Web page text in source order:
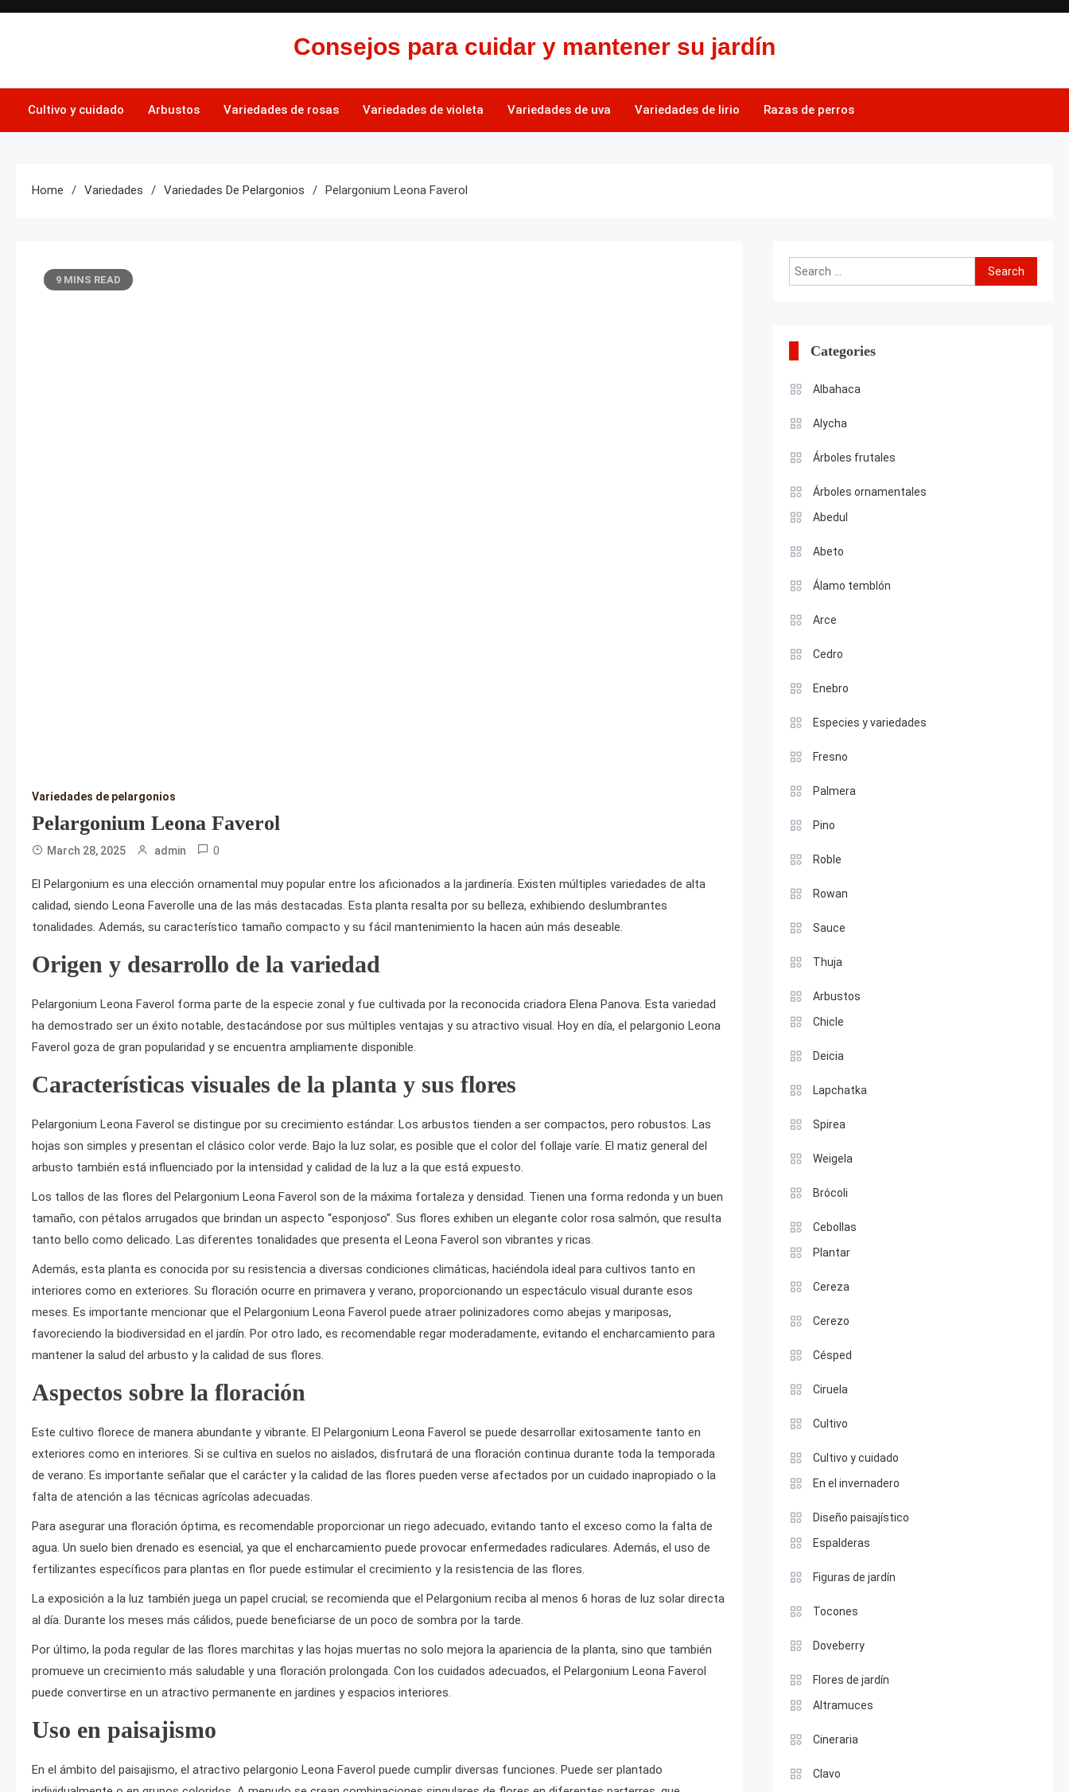
Skip
Consejos para cuidar y mantener su jardín
Cultivo y cuidado Arbustos Variedades de rosas Variedades de violeta Variedades de uva Variedades de lirio Razas de perros
Home Variedades Variedades De Pelargonios Pelargonium Leona Faverol
9 MINS READ
Variedades de pelargonios
Pelargonium Leona Faverol
March 28, 2025 admin 0
El Pelargonium es una elección ornamental muy popular entre los aficionados a la jardinería. Existen múltiples variedades de alta
calidad, siendo Leona Faverolle una de las más destacadas. Esta planta resalta por su belleza, exhibiendo deslumbrantes
tonalidades. Además, su característico tamaño compacto y su fácil mantenimiento la hacen aún más deseable.
Origen y desarrollo de la variedad
Pelargonium Leona Faverol forma parte de la especie zonal y fue cultivada por la reconocida criadora Elena Panova. Esta variedad
ha demostrado ser un éxito notable, destacándose por sus múltiples ventajas y su atractivo visual. Hoy en día, el pelargonio Leona
Faverol goza de gran popularidad y se encuentra ampliamente disponible.
Características visuales de la planta y sus flores
Pelargonium Leona Faverol se distingue por su crecimiento estándar. Los arbustos tienden a ser compactos, pero robustos. Las
hojas son simples y presentan el clásico color verde. Bajo la luz solar, es posible que el color del follaje varíe. El matiz general del
arbusto también está influenciado por la intensidad y calidad de la luz a la que está expuesto.
Los tallos de las flores del Pelargonium Leona Faverol son de la máxima fortaleza y densidad. Tienen una forma redonda y un buen
tamaño, con pétalos arrugados que brindan un aspecto “esponjoso”. Sus flores exhiben un elegante color rosa salmón, que resulta
tanto bello como delicado. Las diferentes tonalidades que presenta el Leona Faverol son vibrantes y ricas.
Además, esta planta es conocida por su resistencia a diversas condiciones climáticas, haciéndola ideal para cultivos tanto en
interiores como en exteriores. Su floración ocurre en primavera y verano, proporcionando un espectáculo visual durante esos
meses. Es importante mencionar que el Pelargonium Leona Faverol puede atraer polinizadores como abejas y mariposas,
favoreciendo la biodiversidad en el jardín. Por otro lado, es recomendable regar moderadamente, evitando el encharcamiento para
mantener la salud del arbusto y la calidad de sus flores.
Aspectos sobre la floración
Este cultivo florece de manera abundante y vibrante. El Pelargonium Leona Faverol se puede desarrollar exitosamente tanto en
exteriores como en interiores. Si se cultiva en suelos no aislados, disfrutará de una floración continua durante toda la temporada
de verano. Es importante señalar que el carácter y la calidad de las flores pueden verse afectados por un cuidado inapropiado o la
falta de atención a las técnicas agrícolas adecuadas.
Para asegurar una floración óptima, es recomendable proporcionar un riego adecuado, evitando tanto el exceso como la falta de
agua. Un suelo bien drenado es esencial, ya que el encharcamiento puede provocar enfermedades radiculares. Además, el uso de
fertilizantes específicos para plantas en flor puede estimular el crecimiento y la resistencia de las flores.
La exposición a la luz también juega un papel crucial; se recomienda que el Pelargonium reciba al menos 6 horas de luz solar directa
al día. Durante los meses más cálidos, puede beneficiarse de un poco de sombra por la tarde.
Por último, la poda regular de las flores marchitas y las hojas muertas no solo mejora la apariencia de la planta, sino que también
promueve un crecimiento más saludable y una floración prolongada. Con los cuidados adecuados, el Pelargonium Leona Faverol
puede convertirse en un atractivo permanente en jardines y espacios interiores.
Uso en paisajismo
En el ámbito del paisajismo, el atractivo pelargonio Leona Faverol puede cumplir diversas funciones. Puede ser plantado
Search
for:
Categories
Albahaca
Alycha
Árboles frutales
Árboles ornamentales
Abedul
Abeto
Álamo temblón
Arce
Cedro
Enebro
Especies y variedades
Fresno
Palmera
Pino
Roble
Rowan
Sauce
Thuja
Arbustos
Chicle
Deicia
Lapchatka
Spirea
Weigela
Brócoli
Cebollas
Plantar
Cereza
Cerezo
Césped
Ciruela
Cultivo
Cultivo y cuidado
En el invernadero
Diseño paisajístico
Espalderas
Figuras de jardín
Tocones
Doveberry
Flores de jardín
Altramuces
Cineraria
Clavo